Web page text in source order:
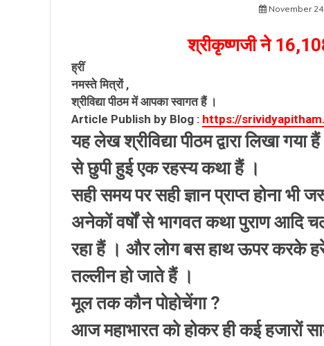
November
श्रीकृष्णजी ने
ह्रीं
नमस्ते मित्रों ,
श्रीविद्या पीठम में आपका स्वागत हैं ।
Article Publish by Blog : https://
यह लेख श्रीविद्या पीठम द्वारा लिखा
से छुपी हुई एक रहस्य कथा हैं ।
सही समय पर सही ज्ञान प्राप्त होना भी
अनेकों वर्षों से भागवत कथा पुराण आदि
रहा हैं । और लोग बस हाथ ऊपर करके
तल्लीन हो जाते हैं ।
मूल तक कौन पोहोचेंगा ?
आज महाभारत को होकर ही कई हजारों